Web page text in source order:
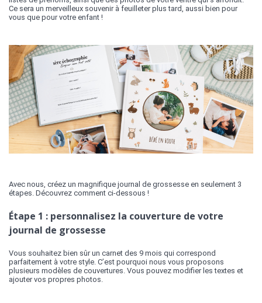
Ce sera un merveilleux souvenir à feuilleter plus tard, aussi bien pour
vous que pour votre enfant !
Avec nous, créez un magnifique journal de grossesse en seulement 3
étapes. Découvrez comment ci-dessous !
Étape 1 : personnalisez la couverture de votre
journal de grossesse
Vous souhaitez bien sûr un carnet des 9 mois qui correspond
parfaitement à votre style. C’est pourquoi nous vous proposons
plusieurs modèles de couvertures. Vous pouvez modifier les textes et
ajouter vos propres photos.